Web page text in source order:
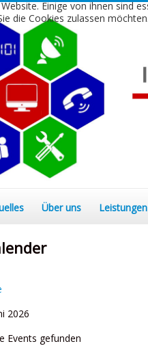
Über uns Leistungen
2026
Events gefunden
Einige von ihnen sind
die Cookies zulassen